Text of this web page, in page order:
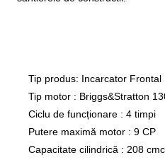
Tip produs: Incarcator Frontal
Tip motor : Briggs&Stratton
Ciclu de funcționare : 4 timpi
Putere maximă motor : 9 CP
Capacitate cilindrică : 208 cmc